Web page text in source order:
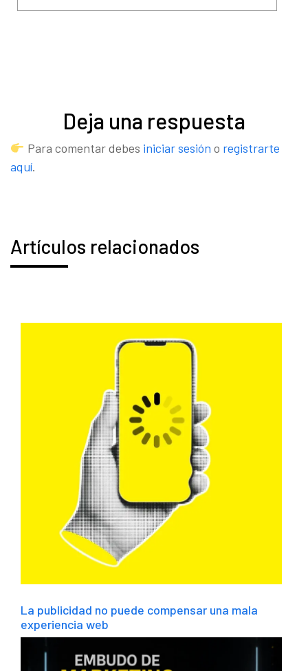
Deja una respuesta
Para comentar debes iniciar sesión o registrarte
aquí.
Artículos relacionados
La publicidad no puede compensar una mala
experiencia web